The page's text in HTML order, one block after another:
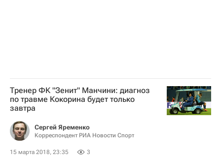
Тренер ФК "Зенит" Манчини: диагноз
по травме Кокорина будет только
завтра
Сергей Яременко
Корреспондент РИА Новости Спорт
15 марта 2018, 23:35 3